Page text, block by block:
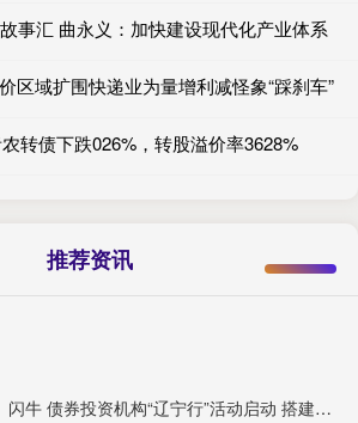
事汇 曲永义：加快建设现代化产业体系
区域扩围快递业为量增利减怪象“踩刹车”
转债下跌026%，转股溢价率3628%
推荐资讯
闪牛 债券投资机构“辽宁行”活动启动 搭建债券投融资交流平台